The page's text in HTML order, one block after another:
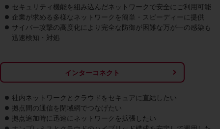
重要なお知らせ
お知らせ
社外からの評価実績
サステナビリティTOP
NTTドコモビジネスグループのサステナビリティ
サステナビリティ基本方針
サステナビリティレポート
セキュリティ機能を組み込んだネットワークで安全にご利用可能
企業が求める多様なネットワークを簡単・スピーディーに提供
サイバー攻撃の高度化により完全な防御が困難な万が一の感染も
迅速検知・対処
インターコネクト
社内ネットワークとクラウドをセキュアに直結したい
拠点間の通信を閉域網でつなげたい
拠点追加時に迅速にネットワークを拡張したい